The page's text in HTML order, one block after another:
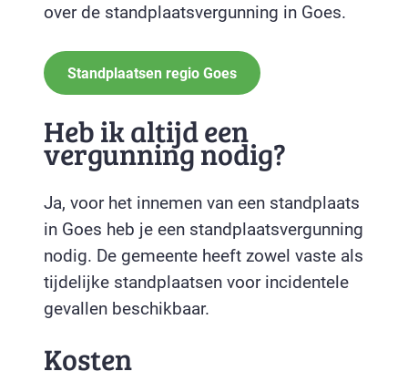
over de standplaatsvergunning in Goes.
Standplaatsen regio Goes
Heb ik altijd een
vergunning nodig?
Ja, voor het innemen van een standplaats
in Goes heb je een standplaatsvergunning
nodig. De gemeente heeft zowel vaste als
tijdelijke standplaatsen voor incidentele
gevallen beschikbaar.
Kosten